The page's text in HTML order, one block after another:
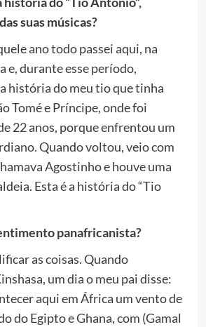
suas músicas?
ano todo passei aqui, na
e, durante esse período,
história do meu tio que tinha
Tomé e Príncipe, onde foi
22 anos, porque enfrentou um
Quando voltou, veio com
Agostinho e houve uma
Esta é a história do “Tio
panafricanista?
as coisas. Quando
um dia o meu pai disse:
aqui em África um vento de
do Egipto e Ghana, com (Gamal